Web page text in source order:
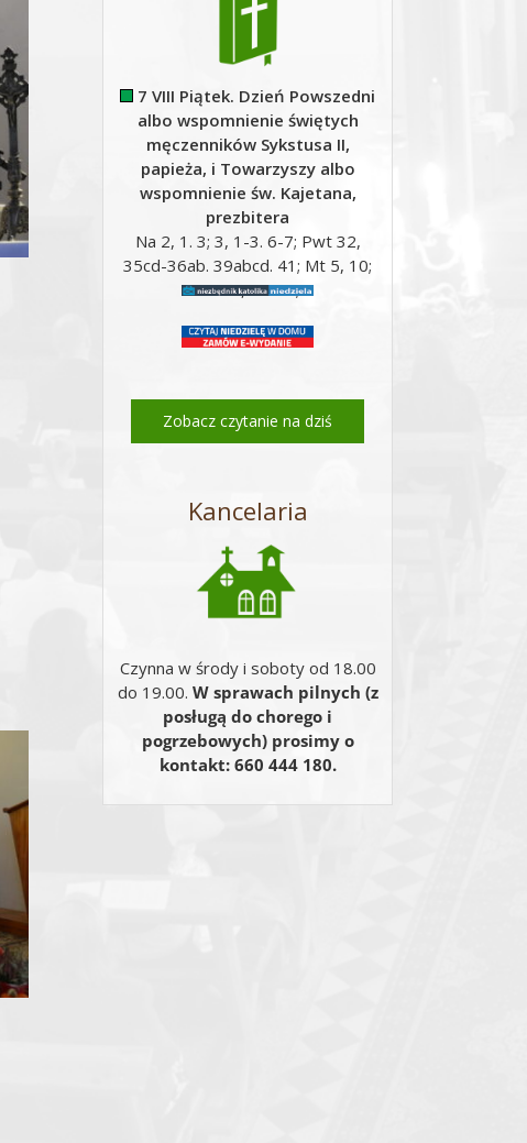
7 VIII Piątek. Dzień Powszedni
albo wspomnienie świętych
męczenników Sykstusa II,
papieża, i Towarzyszy albo
wspomnienie św. Kajetana,
prezbitera
Na 2, 1. 3; 3, 1-3. 6-7; Pwt 32,
35cd-36ab. 39abcd. 41; Mt 5, 10;
Mt 16, 24-28;
Zobacz czytanie na dziś
Kancelaria
Czynna w środy i soboty od 18.00
do 19.00. W sprawach pilnych (z
posługą do chorego i
pogrzebowych) prosimy o
kontakt: 660 444 180.